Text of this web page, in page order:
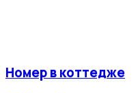
Номер в коттедже